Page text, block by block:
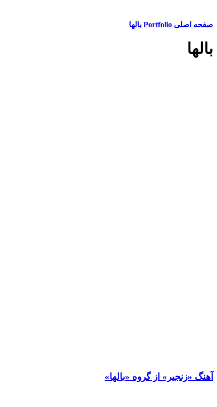
صفحه اصلی Portfolio بالها
بالها
آهنگ «زنجیر» از گروه «بالها»